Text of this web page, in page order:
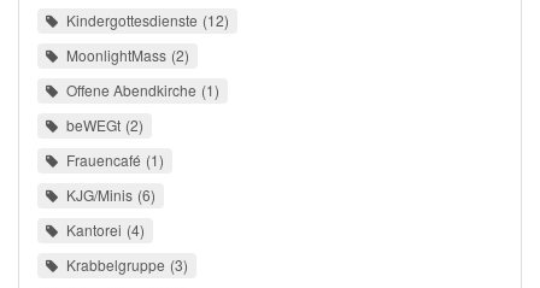
Kindergottesdienste 12
MoonlightMass 2
Offene Abendkirche 1
beWEGt 2
Frauencafé 1
KJG/Minis 6
Kantorei 4
Krabbelgruppe 3